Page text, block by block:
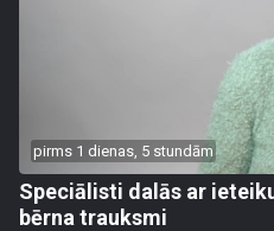
pirms 1 dienas, 5 stundām
Speciālisti dalās ar
bērna trauksmi